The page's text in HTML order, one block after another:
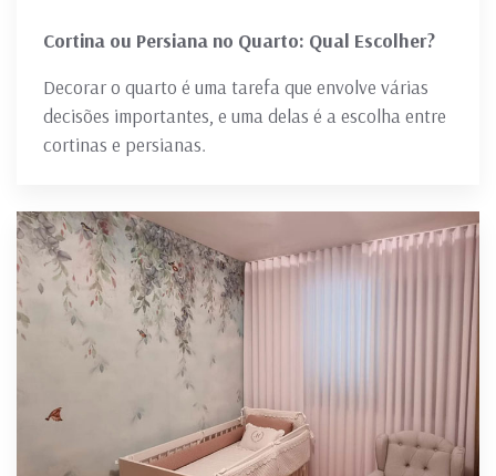
Cortina ou Persiana no Quarto: Qual Escolher?
Decorar o quarto é uma tarefa que envolve várias
decisões importantes, e uma delas é a escolha entre
cortinas e persianas.